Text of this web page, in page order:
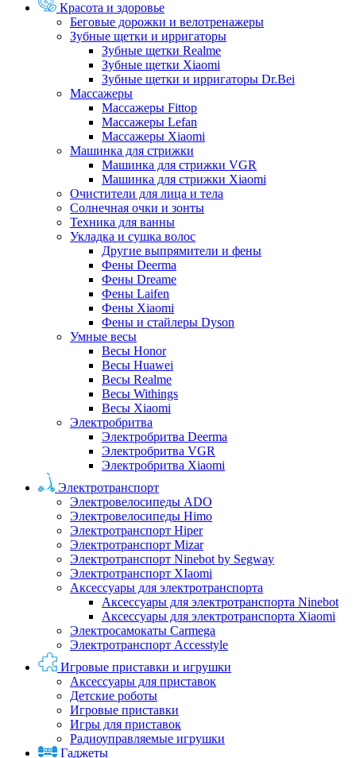
Красота и здоровье
Беговые дорожки и велотренажеры
Зубные щетки и ирригаторы
Зубные щетки Realme
Зубные щетки Xiaomi
Зубные щетки и ирригаторы Dr.Bei
Массажеры
Массажеры Fittop
Массажеры Lefan
Массажеры Xiaomi
Машинка для стрижки
Машинка для стрижки VGR
Машинка для стрижки Xiaomi
Очистители для лица и тела
Солнечная очки и зонты
Техника для ванны
Укладка и сушка волос
Другие выпрямители и фены
Фены Deerma
Фены Dreame
Фены Laifen
Фены Xiaomi
Фены и стайлеры Dyson
Умные весы
Весы Honor
Весы Huawei
Весы Realme
Весы Withings
Весы Xiaomi
Электробритва
Электробритва Deerma
Электробритва VGR
Электробритва Xiaomi
Электротранспорт
Электровелосипеды ADO
Электровелосипеды Himo
Электротранспорт Hiper
Электротранспорт Mizar
Электротранспорт Ninebot by Segway
Электротранспорт XIaomi
Аксессуары для электротранспорта
Аксессуары для электротранспорта Ninebot
Аксессуары для электротранспорта Xiaomi
Электросамокаты Carmega
Электротранспорт Accesstyle
Игровые приставки и игрушки
Аксессуары для приставок
Детские роботы
Игровые приставки
Игры для приставок
Радиоуправляемые игрушки
Гаджеты